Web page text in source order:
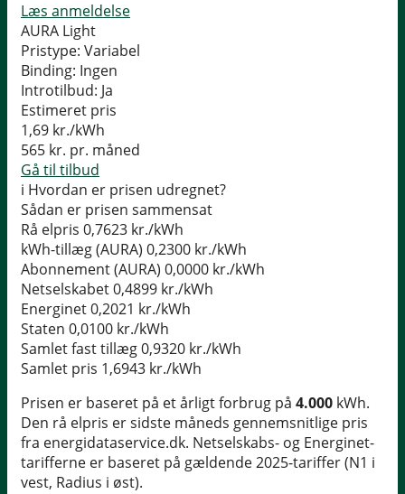
Læs anmeldelse
AURA Light
Pristype: Variabel
Binding: Ingen
Introtilbud: Ja
Estimeret pris
1,69 kr./kWh
565 kr. pr. måned
Gå til tilbud
i Hvordan er prisen udregnet?
Sådan er prisen sammensat
Rå elpris 0,7623 kr./kWh
kWh-tillæg (AURA) 0,2300 kr./kWh
Abonnement (AURA) 0,0000 kr./kWh
Netselskabet0,4899 kr./kWh
Energinet0,2021 kr./kWh
Staten 0,0100 kr./kWh
Samlet fast tillæg0,9320 kr./kWh
Samlet pris 1,6943 kr./kWh
Prisen er baseret på et årligt forbrug på 4.000 kWh.
Den rå elpris er sidste måneds gennemsnitlige pris
fra energidataservice.dk. Netselskabs- og Energinet-
tarifferne er baseret på gældende 2025-tariffer (N1 i
vest, Radius i øst).